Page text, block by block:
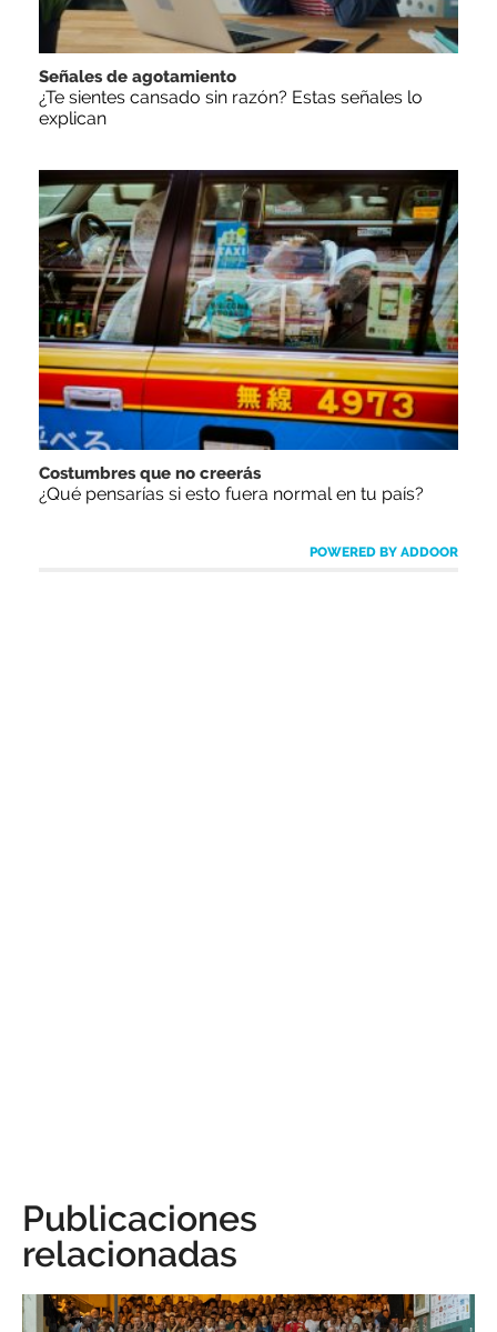
Señales de agotamiento
¿Te sientes cansado sin razón? Estas señales lo
explican
Costumbres que no creerás
¿Qué pensarías si esto fuera normal en tu país?
POWERED BY ADDOOR
Publicaciones
relacionadas